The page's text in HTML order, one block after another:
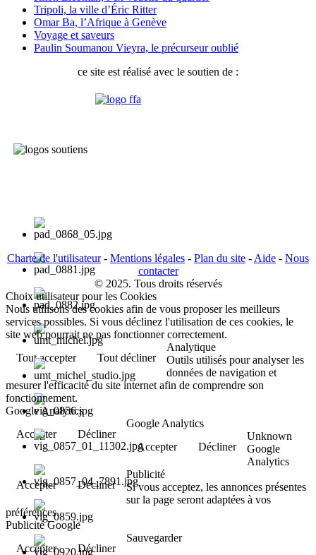
Tripoli, la ville d’Éric Ritter
Omar Ba, l’Afrique à Genève
Voyage et saveurs
Paulin Soumanou Vieyra, le précurseur oublié
ce site est réalisé avec le soutien de :
Charte de l'utilisateur- Mentions légales - Plan du site - Aide - Nous
contacter
© 2025. Tous droits réservés
Choix utilisateur pour les Cookies
Nous utilisons des cookies afin de vous proposer les meilleurs
services possibles. Si vous déclinez l'utilisation de ces cookies, le
site web pourrait ne pas fonctionner correctement.
Tout accepter
Tout décliner
Analytique
Outils utilisés pour analyser les
données de navigation et
mesurer l'efficacité du site internet afin de comprendre son
fonctionnement.
Google Analytics
Accepter
Décliner
Google Analytics
Accepter
Décliner
Unknown
Google
Analytics
Accepter
Décliner
Publicité
Si vous acceptez, les annonces présentes
sur la page seront adaptées à vos
préférences.
Publicité Google
Accepter
Décliner
Sauvegarder